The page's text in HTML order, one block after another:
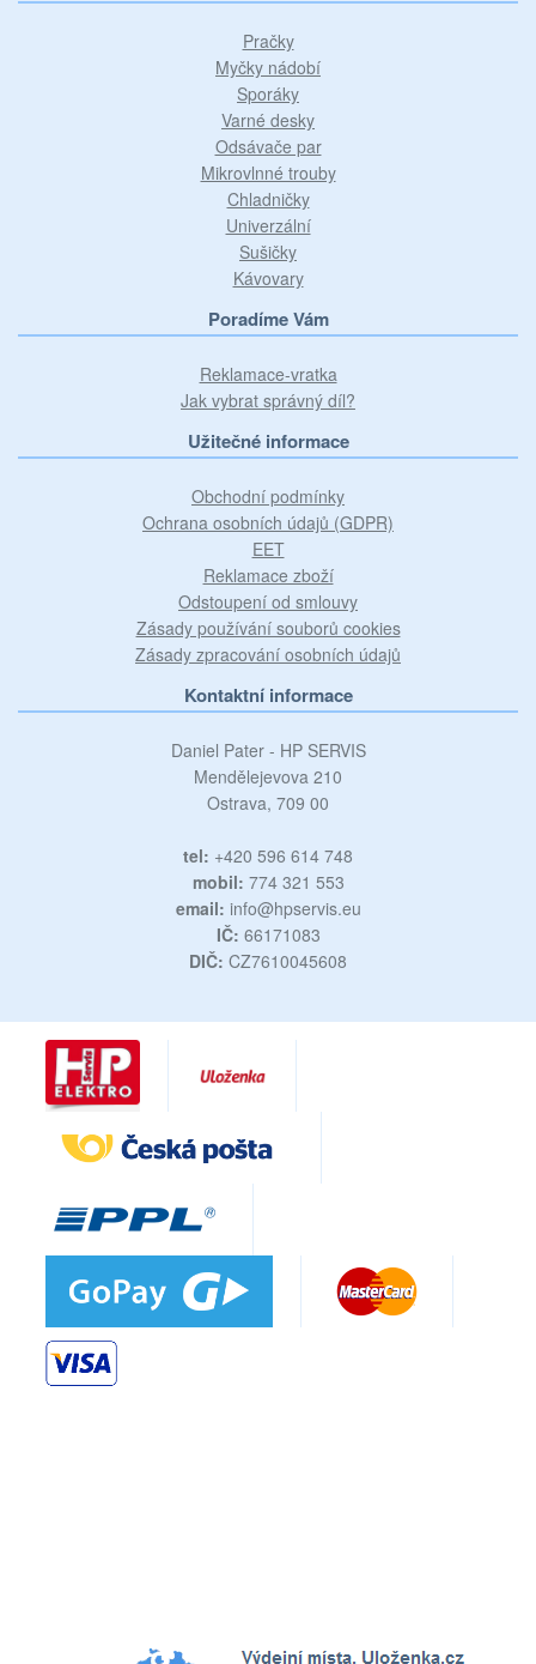
Pračky
Myčky nádobí
Sporáky
Varné desky
Odsávače par
Mikrovlnné trouby
Chladničky
Univerzální
Sušičky
Kávovary
Poradíme Vám
Reklamace-vratka
Jak vybrat správný díl?
Užitečné informace
Obchodní podmínky
Ochrana osobních údajů (GDPR)
EET
Reklamace zboží
Odstoupení od smlouvy
Zásady používání souborů cookies
Zásady zpracování osobních údajů
Kontaktní informace
Daniel Pater - HP SERVIS
Mendělejevova 210
Ostrava, 709 00
tel: +420 596 614 748
mobil: 774 321 553
email: info@hpservis.eu
IČ: 66171083
DIČ: CZ7610045608